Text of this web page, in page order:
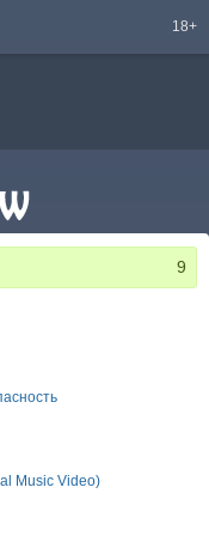
18+
9
Music Video)